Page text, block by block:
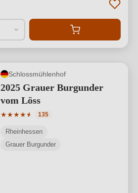
Schlossmühlenhof
2025 Grauer Burgunder
vom Löss
★★★★★
★
Durchschnittliche Bewertung von 4.82
135
Rheinhessen
Grauer Burgunder